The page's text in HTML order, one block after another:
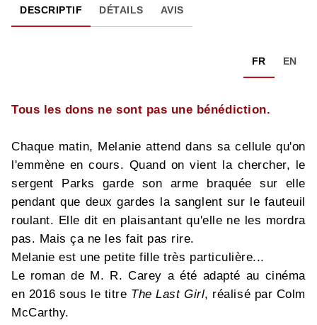
DESCRIPTIF DÉTAILS AVIS
FR EN
Tous les dons ne sont pas une bénédiction.
Chaque matin, Melanie attend dans sa cellule qu'on
l'emmène en cours. Quand on vient la chercher, le
sergent Parks garde son arme braquée sur elle
pendant que deux gardes la sanglent sur le fauteuil
roulant. Elle dit en plaisantant qu'elle ne les mordra
pas. Mais ça ne les fait pas rire.
Melanie est une petite fille très particulière...
Le roman de M. R. Carey a été adapté au cinéma
en 2016 sous le titre The Last Girl, réalisé par Colm
McCarthy.